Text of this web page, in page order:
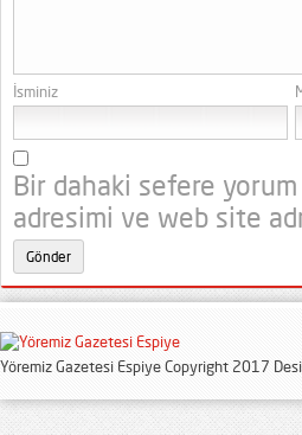
İsminiz
Bir dahaki sefere yorum
adresimi ve web site
Yöremiz Gazetesi Espiye Copyright 2017